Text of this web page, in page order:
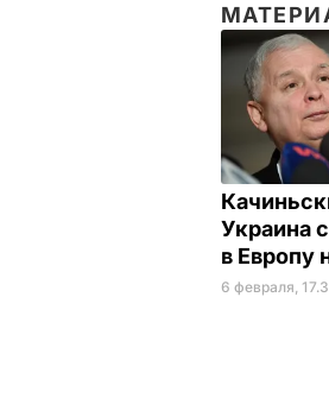
Украина
в Европу
6 февраля,